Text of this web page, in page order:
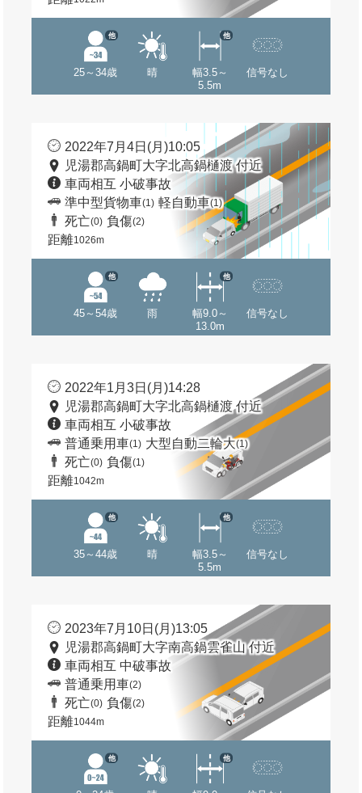
25～34歳
他
晴
幅3.5～
5.5m
他
信号なし
2022年7月4日(月)10:05
児湯郡高鍋町大字北高鍋樋渡 付近
車両相互 小破事故
準中型貨物車(1) 軽自動車(1)
死亡(0) 負傷(2)
距離1026m
45～54歳
他
雨
幅9.0～
13.0m
他
信号なし
2022年1月3日(月)14:28
児湯郡高鍋町大字北高鍋樋渡 付近
車両相互 小破事故
普通乗用車(1) 大型自動二輪大(1)
死亡(0) 負傷(1)
距離1042m
35～44歳
他
晴
幅3.5～
5.5m
他
信号なし
2023年7月10日(月)13:05
児湯郡高鍋町大字南高鍋雲雀山 付近
車両相互 中破事故
普通乗用車(2)
死亡(0) 負傷(2)
距離1044m
他 他